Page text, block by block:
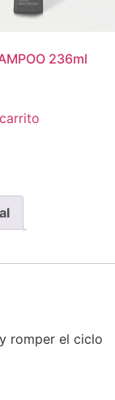
236ml
romper el ciclo